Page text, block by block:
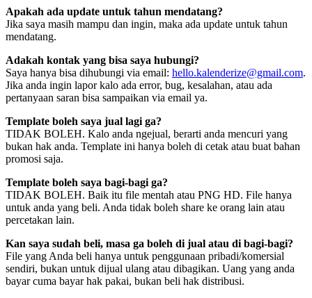
Apakah ada update untuk tahun mendatang?
Jika saya masih mampu dan ingin, maka ada update untuk tahun
mendatang.
Adakah kontak yang bisa saya hubungi?
Saya hanya bisa dihubungi via email: hello.kalenderize@gmail.com.
Jika anda ingin lapor kalo ada error, bug, kesalahan, atau ada
pertanyaan saran bisa sampaikan via email ya.
Template boleh saya jual lagi ga?
TIDAK BOLEH. Kalo anda ngejual, berarti anda mencuri yang
bukan hak anda. Template ini hanya boleh di cetak atau buat bahan
promosi saja.
Template boleh saya bagi-bagi ga?
TIDAK BOLEH. Baik itu file mentah atau PNG HD. File hanya
untuk anda yang beli. Anda tidak boleh share ke orang lain atau
percetakan lain.
Kan saya sudah beli, masa ga boleh di jual atau di bagi-bagi?
File yang Anda beli hanya untuk penggunaan pribadi/komersial
sendiri, bukan untuk dijual ulang atau dibagikan. Uang yang anda
bayar cuma bayar hak pakai, bukan beli hak distribusi.